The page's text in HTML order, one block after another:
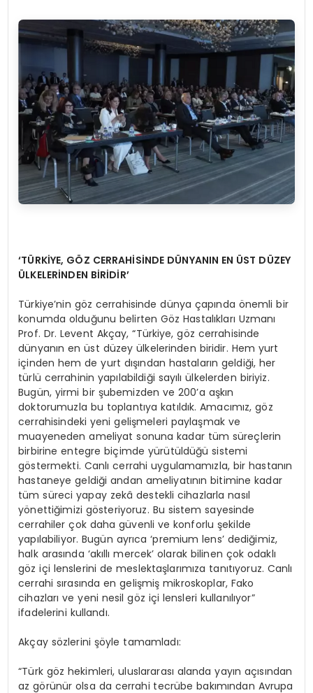
‘TÜRKİYE, GÖZ CERRAHİSİNDE DÜNYANIN EN ÜST DÜZEY
ÜLKELERİNDEN BİRİDİR’
Türkiye’nin göz cerrahisinde dünya çapında önemli bir
konumda olduğunu belirten Göz Hastalıkları Uzmanı
Prof. Dr. Levent Akçay, “Türkiye, göz cerrahisinde
dünyanın en üst düzey ülkelerinden biridir. Hem yurt
içinden hem de yurt dışından hastaların geldiği, her
türlü cerrahinin yapılabildiği sayılı ülkelerden biriyiz.
Bugün, yirmi bir şubemizden ve 200’a aşkın
doktorumuzla bu toplantıya katıldık. Amacımız, göz
cerrahisindeki yeni gelişmeleri paylaşmak ve
muayeneden ameliyat sonuna kadar tüm süreçlerin
birbirine entegre biçimde yürütüldüğü sistemi
göstermekti. Canlı cerrahi uygulamamızla, bir hastanın
hastaneye geldiği andan ameliyatının bitimine kadar
tüm süreci yapay zekâ destekli cihazlarla nasıl
yönettiğimizi gösteriyoruz. Bu sistem sayesinde
cerrahiler çok daha güvenli ve konforlu şekilde
yapılabiliyor. Bugün ayrıca ‘premium lens’ dediğimiz,
halk arasında ‘akıllı mercek’ olarak bilinen çok odaklı
göz içi lenslerini de meslektaşlarımıza tanıtıyoruz. Canlı
cerrahi sırasında en gelişmiş mikroskoplar, Fako
cihazları ve yeni nesil göz içi lensleri kullanılıyor”
ifadelerini kullandı.
Akçay sözlerini şöyle tamamladı:
“Türk göz hekimleri, uluslararası alanda yayın açısından
az görünür olsa da cerrahi tecrübe bakımından Avrupa